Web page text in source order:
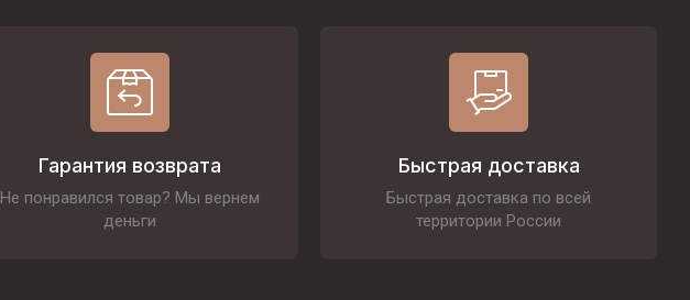
Гарантия возврата
Не понравился товар? Мы вернем
деньги
Быстрая доставка
Быстрая доставка по всей
территории России